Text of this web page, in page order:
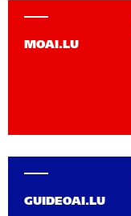
MOAI.LU
GUIDEOAI.LU